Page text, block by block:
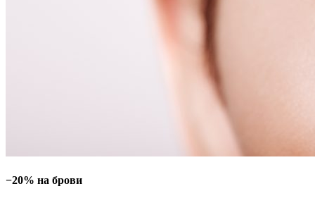
−20% на брови